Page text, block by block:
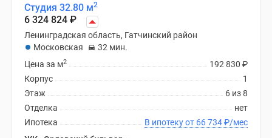
Студия 32.80 м2
6 324 824 ₽
Ленинградская область, Гатчинский район
Московская
32 мин.
192 830 ₽
Цена за м2
1
Корпус
6 из 8
Этаж
нет
Отделка
В ипотеку от 66 734₽/мес
Ипотека